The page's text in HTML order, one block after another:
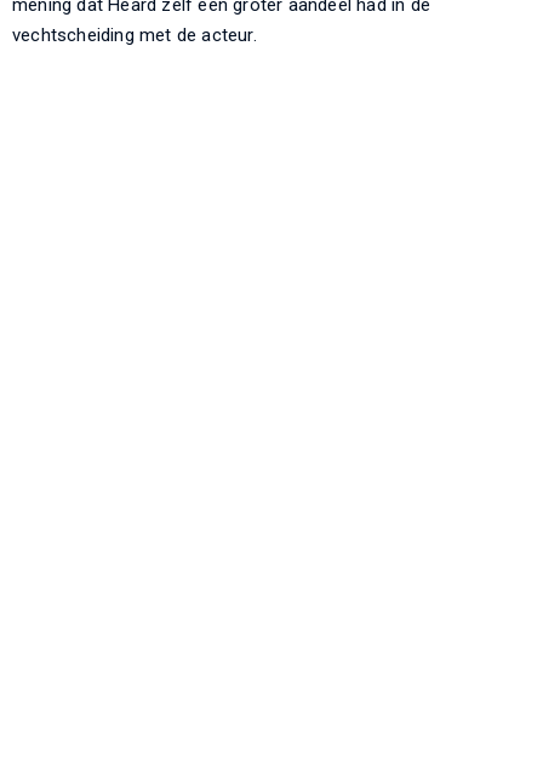
mening dat Heard zelf een groter aandeel had in de
vechtscheiding met de acteur.